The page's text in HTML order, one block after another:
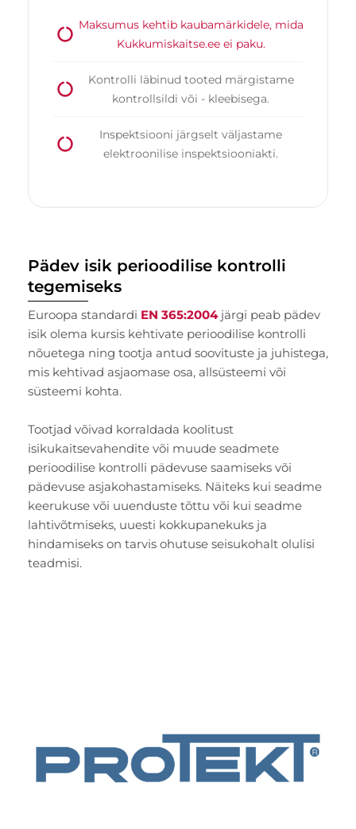
Maksumus kehtib kaubamärkidele, mida
Kukkumiskaitse.ee ei paku.
Kontrolli läbinud tooted märgistame
kontrollsildi või - kleebisega.
Inspektsiooni järgselt väljastame
elektroonilise inspektsiooniakti.
Pädev isik perioodilise kontrolli
tegemiseks
Euroopa standardi EN 365:2004 järgi peab pädev
isik olema kursis kehtivate perioodilise kontrolli
nõuetega ning tootja antud soovituste ja juhistega,
mis kehtivad asjaomase osa, allsüsteemi või
süsteemi kohta.
Tootjad võivad korraldada koolitust
isikukaitsevahendite või muude seadmete
perioodilise kontrolli pädevuse saamiseks või
pädevuse asjakohastamiseks. Näiteks kui seadme
keerukuse või uuenduste tõttu või kui seadme
lahtivõtmiseks, uuesti kokkupanekuks ja
hindamiseks on tarvis ohutuse seisukohalt olulisi
teadmisi.